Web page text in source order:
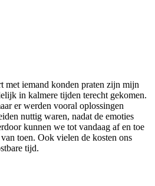
met iemand konden praten zijn mijn
in kalmere tijden terecht gekomen.
er werden vooral oplossingen
nuttig waren, nadat de emoties
kunnen we tot vandaag af en toe
toen. Ook vielen de kosten ons
tijd.